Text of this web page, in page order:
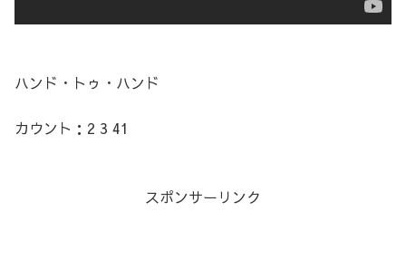
ハンド・トゥ・ハンド
カウント：2 3 41
スポンサーリンク